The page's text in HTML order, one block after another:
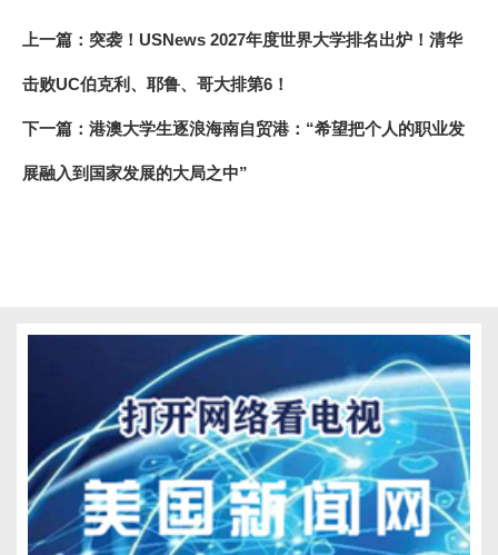
上一篇： 突袭！USNews 2027年度世界大学排名出炉！清华
击败UC伯克利、耶鲁、哥大排第6！
下一篇： 港澳大学生逐浪海南自贸港：“希望把个人的职业发
展融入到国家发展的大局之中”